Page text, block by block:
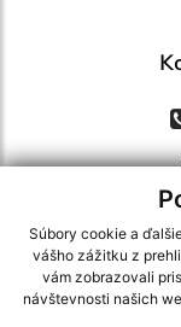
Súbory cookie a
vášho zážitku z
vám zobrazovali
návštevnosti našich
využite možnosť
CMS systém